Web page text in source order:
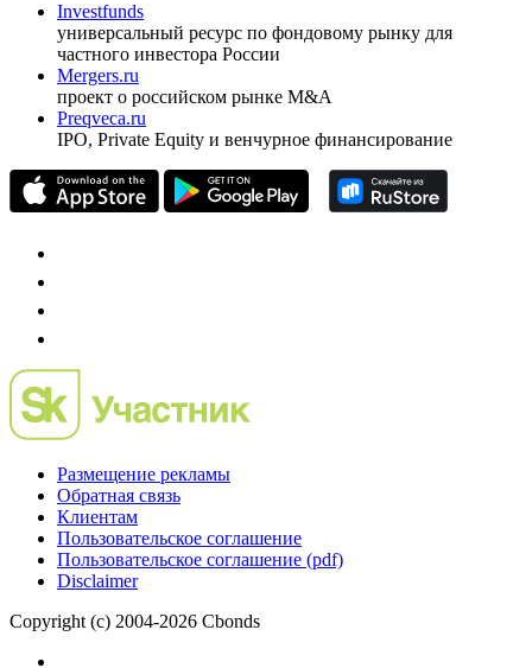
Investfunds
универсальный ресурс по фондовому рынку для
частного инвестора России
Mergers.ru
проект о российском рынке M&A
Preqveca.ru
IPO, Private Equity и венчурное финансирование
Размещение рекламы
Обратная связь
Клиентам
Пользовательское соглашение
Пользовательское соглашение (pdf)
Disclaimer
Copyright (c) 2004-2026 Cbonds